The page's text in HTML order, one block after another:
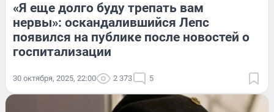
«Я еще долго буду трепать вам
нервы»: оскандалившийся Лепс
появился на публике после новостей о
госпитализации
30 октября, 2025, 22:00 2 373 5